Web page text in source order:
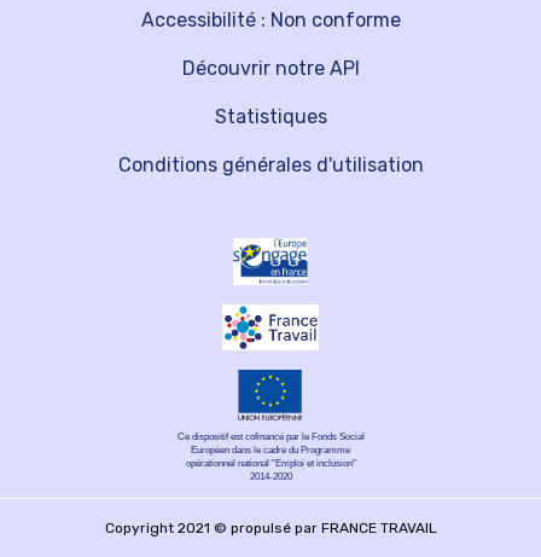
Découvrir notre API
Statistiques
Accessibilité : Non conforme
Conditions générales d'utilisation
Ce dispositif est cofinancé par le Fonds Social
Européen dans le cadre du Programme
opérationnel national "Emploi et inclusion"
2014-2020
Copyright 2021 © propulsé par FRANCE TRAVAIL